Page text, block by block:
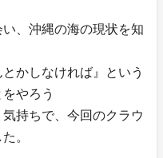
、沖縄の海の現状を知
かしなければ』という
やろう
持ちで、今回のクラウ
。